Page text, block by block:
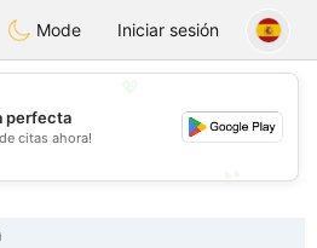
Amami Ora
Mode Iniciar sesión
perfecta
citas ahora!